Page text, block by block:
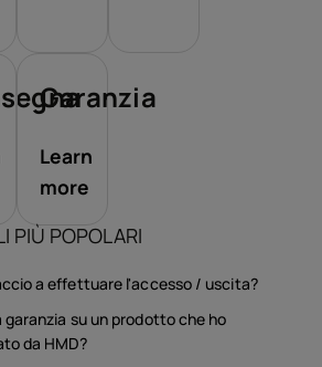
Garanzia
Learn
more
PIÙ POPOLARI
a effettuare l'accesso / uscita?
garanzia su un prodotto che ho
da HMD?